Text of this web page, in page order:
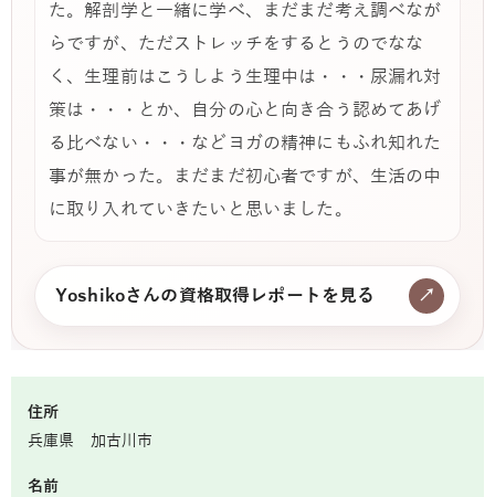
た。解剖学と一緒に学べ、まだまだ考え調べなが
らですが、ただストレッチをするとうのでなな
く、生理前はこうしよう生理中は・・・尿漏れ対
策は・・・とか、自分の心と向き合う認めてあげ
る比べない・・・などヨガの精神にもふれ知れた
事が無かった。まだまだ初心者ですが、生活の中
に取り入れていきたいと思いました。
Yoshikoさんの資格取得レポートを見る ↗
住所
兵庫県 加古川市
名前